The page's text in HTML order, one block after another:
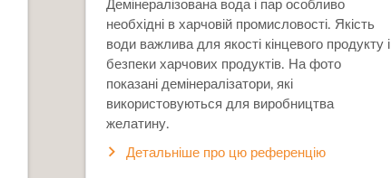
Демінералізована вода і пар особливо
необхідні в харчовій промисловості. Якість
води важлива для якості кінцевого продукту і
безпеки харчових продуктів. На фото
показані демінералізатори, які
використовуються для виробництва
желатину.
Детальніше про цю референцію